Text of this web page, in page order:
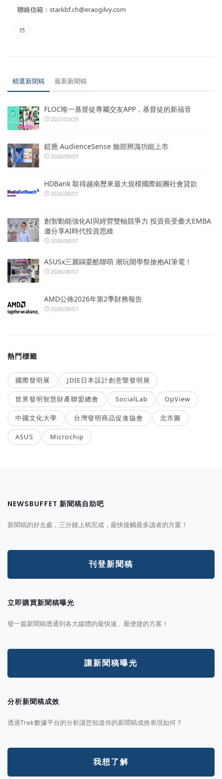
聯絡信箱： starkbf.ch@eraogilvy.com
精選新聞稿 最新新聞稿
FLOC唯一基督徒專屬交友APP，基督徒的新福音
2021/03/29
鎧應 AudienceSense 臉部辨識功能上市
2026/08/07
HDBank 取得越南歷來最大規模國際銀團社會貸款
2026/08/07
創智動能強化AI與經營雙軸競爭力 投資長受臺大EMBA
邀分享AI時代投資思維
2026/08/07
ASUSx三麗鷗耍酷聯萌 潮玩開學祭搶抱AI筆電！
2026/08/07
AMD公佈2026年第2季財務報告
2026/08/07
熱門標籤
國際發明展 JDIE日本設計創意暨發明展
世界發明智慧財產聯盟總會 SocialLab OpView
中國文化大學 台灣發明商品促進協會 北市圖
ASUS Microchip
NEWSBUFFET 新聞稿自助吧
新聞稿的好去處，三分鐘上稿完成，最快接觸最多讀者的方案！
刊登新聞稿
立即購買新聞稿曝光
發一篇新聞稿透通到各大媒體的最快速、最便捷的方案！
讓新聞稿曝光
分析新聞稿成效
透過Trek數據平台的分析讓您知道你的新聞稿成效表現如何？
我想了解